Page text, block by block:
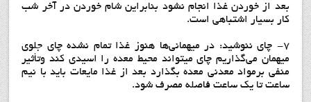
بعد از خوردن غذا انجام نشود بنابراین شام خوردن در آخر شب
کار بسیار اشتباهی است.
7- چای ننوشید: در میهمانی‌‌ها هنوز غذا تمام نشده چای جلوی
میهمان می‌گذاریم چای میتواند محیط معده را اسیدی کند وتأثیر
منفی برمواد معدنی معده بگذارد بعد از غذا مایعات باید با نیم
ساعت تا یک ساعت فاصله مصرف شود.